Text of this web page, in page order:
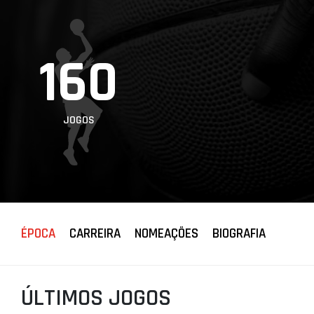
LIGA BETCLIC
MASCULINA
LIGA BETCLIC
FEMININA
160
JOGOS
ÉPOCA CARREIRA NOMEAÇÕES BIOGRAFIA
ÚLTIMOS JOGOS